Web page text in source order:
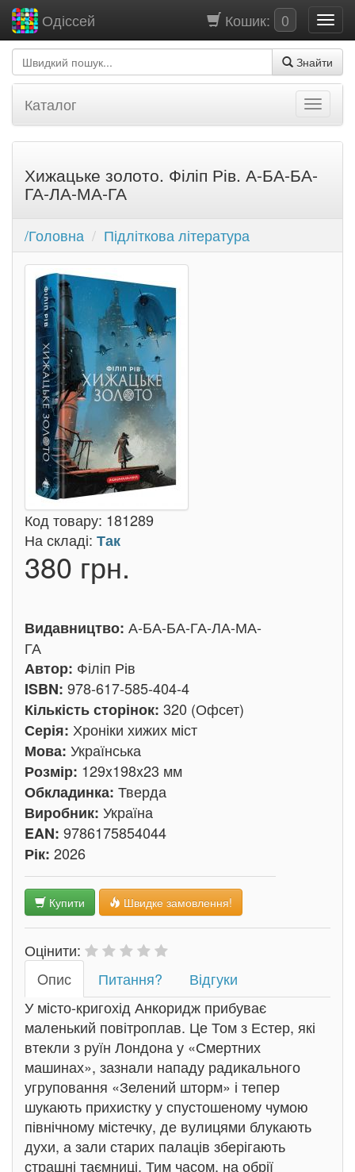
Кошик: 0
Одіссей
Знайти
Каталог
Хижацьке золото. Філіп Рів. А-БА-БА-
ГА-ЛА-МА-ГА
/Головна Підліткова література
Код товару: 181289
На складі: Так
380 грн.
Видавництво: А-БА-БА-ГА-ЛА-МА-
ГА
Автор: Філіп Рів
ISBN: 978-617-585-404-4
Кількість сторінок: 320 (Офсет)
Серія: Хроніки хижих міст
Мова: Українська
Розмір: 129x198x23 мм
Обкладинка: Тверда
Виробник: Україна
EAN: 9786175854044
Рік: 2026
Купити Швидке замовлення!
Оцінити:
Oпис
Питання?
Відгуки
У місто-кригохід Анкоридж прибуває
маленький повітроплав. Це Том з Естер, які
втекли з руїн Лондона у «Смертних
машинах», зазнали нападу радикального
угруповання «Зелений шторм» і тепер
шукають прихистку у спустошеному чумою
північному містечку, де вулицями блукають
духи, а зали старих палаців зберігають
страшні таємниці. Тим часом, на обрії